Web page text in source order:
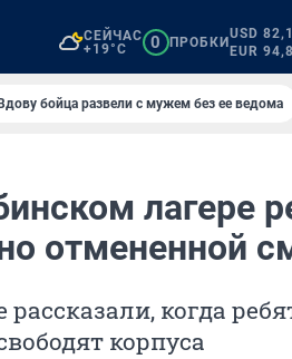
СЕЙЧАС
+19°C
0 ПРОБКИ
USD
EUR
Вдову бойца развели с мужем без ее ведома
лагере
отмененной
когда
корпуса